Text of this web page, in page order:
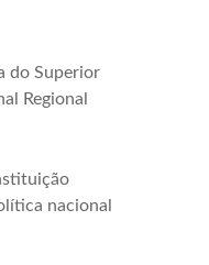
do Superior
Regional
nacional